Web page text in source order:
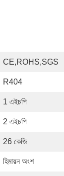
CE,ROHS,SGS
R404
1 এইচপি
2 এইচপি
26 কেজি
হিমায়ন অংশ